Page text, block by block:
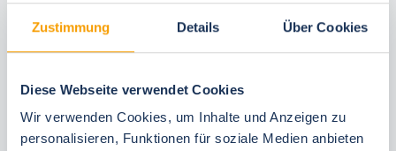
Zustimmung Details Über Cookies
Diese Webseite verwendet Cookies
Wir verwenden Cookies, um Inhalte und Anzeigen zu
personalisieren, Funktionen für soziale Medien anbieten
Bestpreis-Garantie
24 Stunden kostenfrei reservieren